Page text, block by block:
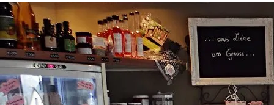
©
Klaus Stocker